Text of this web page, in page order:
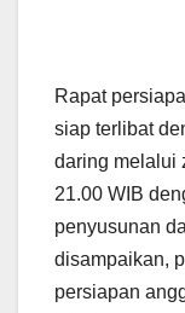
Rapat
siap terlibat
daring melalui
21.00 WIB
penyusunan
disampaikan,
persiapan